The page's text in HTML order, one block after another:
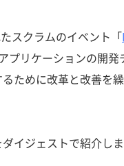
スクラムのイベント「
プリケーションの開
ために改革と改善を
イジェストで紹介しま